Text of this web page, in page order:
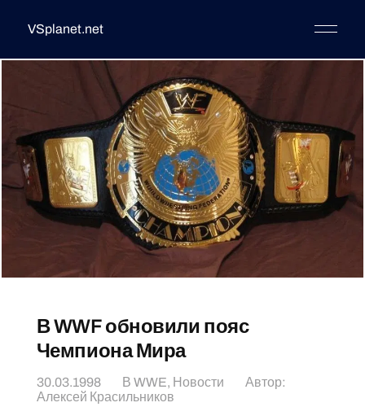
VSplanet.net
В WWF обновили пояс
Чемпиона Мира
30.03.1998 В WWE, Новости
Автор:
Алексей Красильников